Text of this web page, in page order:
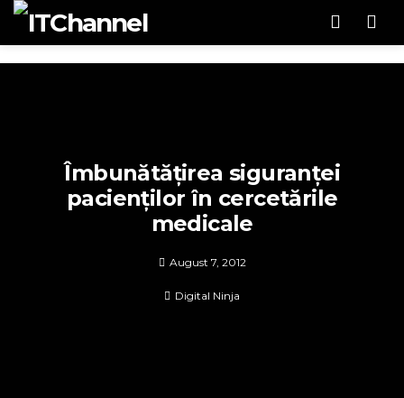
Îmbunătățirea siguranței
pacienților în cercetările
medicale
August 7, 2012
Digital Ninja